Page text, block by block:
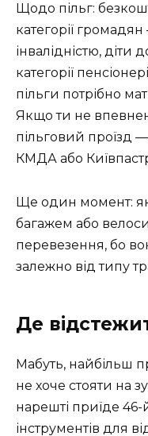
Щодо пільг:
категорії
інвалідністю, діти
категорії
пільги потрібно
Якщо ти не
пільговий проїзд
КМДА або
Ще один момент:
багажем або
перевезення, бо
залежно від типу
Де
Мабуть, найбільш
не хоче стояти на
нарешті приїде 46-
інструментів для